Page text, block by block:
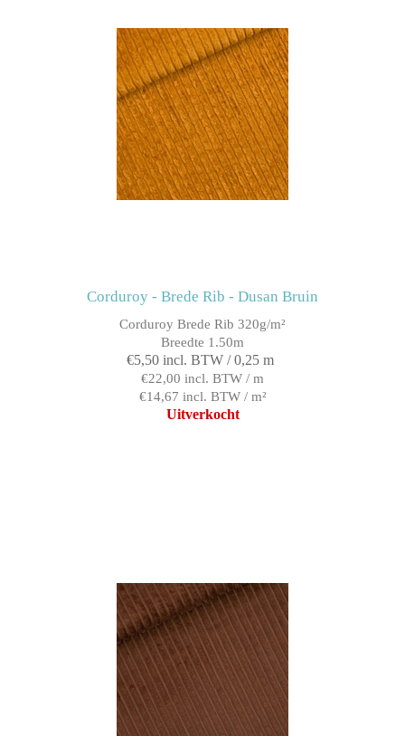
Corduroy - Brede Rib - Dusan Bruin
Corduroy Brede Rib 320g/m²
Breedte 1.50m
€5,50 incl. BTW / 0,25 m
€22,00 incl. BTW / m
€14,67 incl. BTW / m²
Uitverkocht